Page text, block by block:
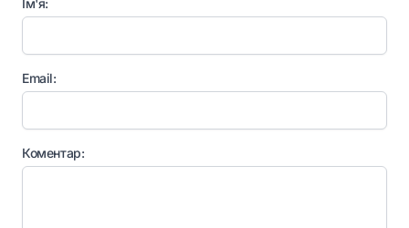
Email:
Коментар: